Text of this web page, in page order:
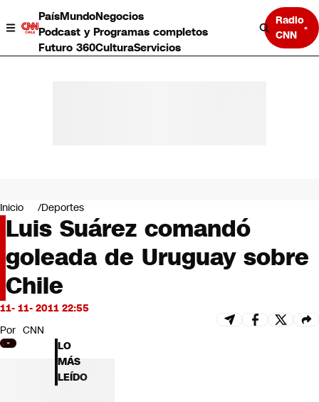
PaísMundoNegocios
Podcast y Programas completos
Futuro 360CulturaServicios
Radio
CNN
Negocios
Deportes
Programas completos
Cultura
Servicios
Bits
CNN tiempo
Futuro 360
Opinión
Inicio Deportes
Luis Suárez comandó
goleada de Uruguay sobre
Chile
11- 11- 2011 22:55
Por CNN
LO
MÁS
LEÍDO